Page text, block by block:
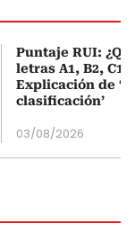
Puntaje RUI:
letras A1, B2, C1
Explicación de
clasificación’
03/08/2026